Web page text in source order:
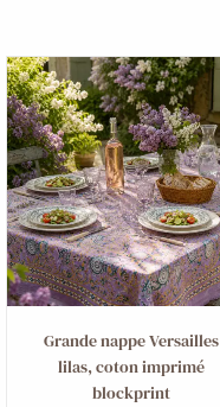
Grande nappe Versailles
lilas, coton imprimé
blockprint